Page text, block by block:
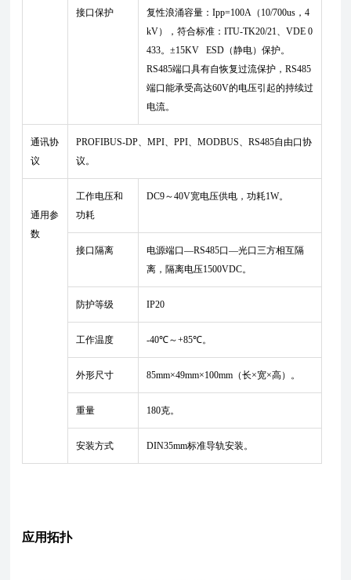
接口保护
复性浪涌容量：Ipp=100A（10/700us，4
kV），符合标准：ITU-TK20/21、VDE 0
433。±15KV ESD（静电）保护。
RS485端口具有自恢复过流保护，RS485
端口能承受高达60V的电压引起的持续过
电流。
通讯协
议
PROFIBUS-DP、MPI、PPI、MODBUS、RS485自由口协
议。
通用参
数
工作电压和
功耗
DC9～40V宽电压供电，功耗1W。
接口隔离
电源端口―RS485口―光口三方相互隔
离，隔离电压1500VDC。
防护等级 IP20
工作温度 -40℃～+85℃。
外形尺寸 85mm×49mm×100mm（长×宽×高）。
重量 180克。
安装方式 DIN35mm标准导轨安装。
应用拓扑